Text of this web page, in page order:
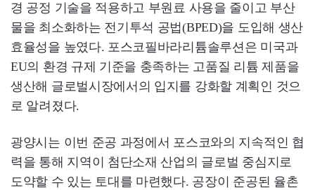
경 공정 기술을 적용하고 부원료 사용을 줄이고 부산
물을 최소화하는 전기투석 공법(BPED)을 도입해 생산
효율성을 높였다. 포스코필바라리튬솔루션은 미국과
EU의 환경 규제 기준을 충족하는 고품질 리튬 제품을
생산해 글로벌시장에서의 입지를 강화할 계획인 것으
로 알려졌다.
광양시는 이번 준공 과정에서 포스코와의 지속적인 협
력을 통해 지역이 첨단소재 산업의 글로벌 중심지로
도약할 수 있는 토대를 마련했다. 공장이 준공된 율촌